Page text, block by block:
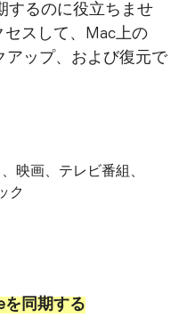
するのに役立ちませ
スして、Mac上の
アップ、および復元で
映画、テレビ番組、
ク
を同期する